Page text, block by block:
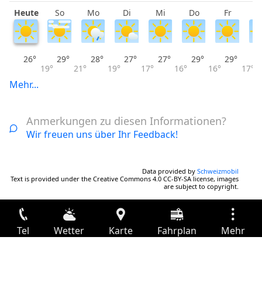
Heute So Mo Di Mi Do Fr
26°
19°
29°
21°
28°
19°
27°
17°
27°
16°
29°
16°
29°
17°
Mehr...
Anmerkungen zu diesen Informationen?
Wir freuen uns über Ihr Feedback!
Data provided by Schweizmobil
Text is provided under the Creative Commons 4.0 CC-BY-SA license, images
are subject to copyright.
Tel Wetter Karte Fahrplan Mehr